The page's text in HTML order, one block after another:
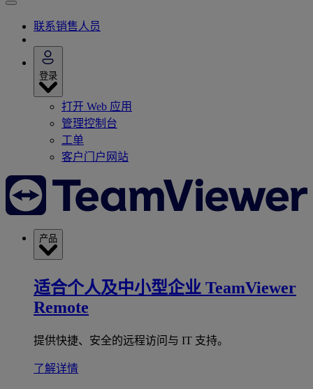
联系销售人员
登录
打开 Web 应用
管理控制台
工单
客户门户网站
产品
适合个人及中小型企业 TeamViewer
Remote
提供快捷、安全的远程访问与 IT 支持。
了解详情